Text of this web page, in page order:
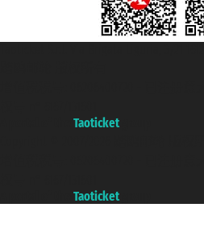
Taoticket
Taoticket